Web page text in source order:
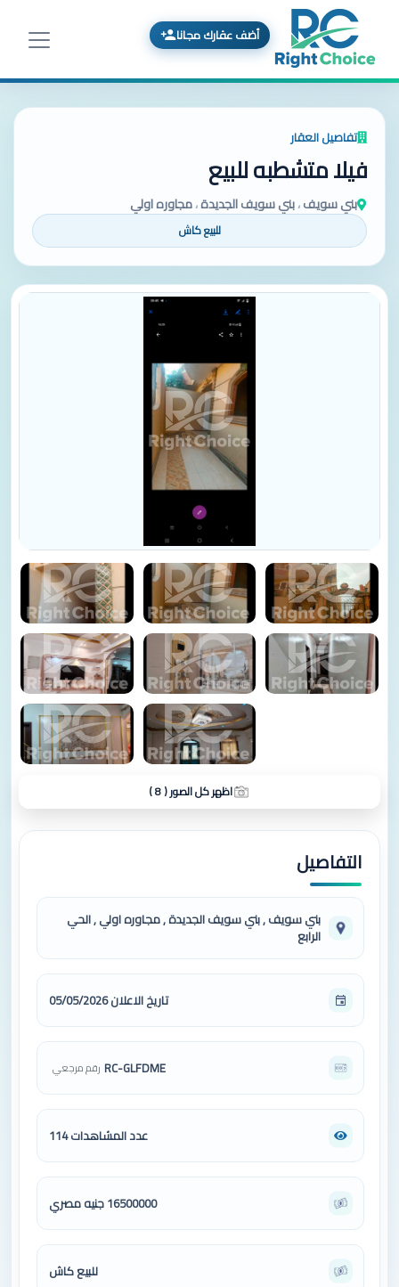
أضف عقارك مجانا
تفاصيل العقار
فيلا متشطبه للبيع
بني سويف،بني سويف الجديدة،مجاوره اولي
للبيع كاش
اظهر كل الصور ( 8 )
التفاصيل
بني سويف , بني سويف الجديدة , مجاوره اولي , الحي
الرابع
تاريخ الاعلان 05/05/2026
رقم مرجعي RC-GLFDME
عدد المشاهدات 114
16500000 جنيه مصري
للبيع كاش